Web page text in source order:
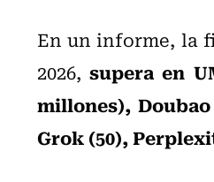
En un informe, la
2026,supera en
millones), Doubao
Grok (50),